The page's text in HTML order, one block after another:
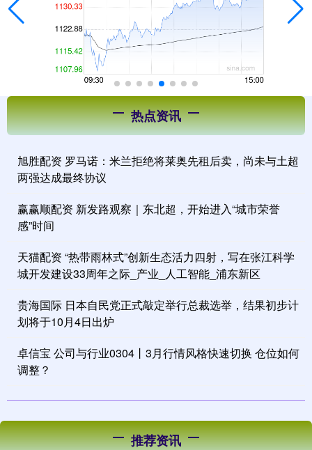
热点资讯
旭胜配资 罗马诺：米兰拒绝将莱奥先租后卖，尚未与土超
两强达成最终协议
赢赢顺配资 新发路观察｜东北超，开始进入“城市荣誉
感”时间
天猫配资 “热带雨林式”创新生态活力四射，写在张江科学
城开发建设33周年之际_产业_人工智能_浦东新区
贵海国际 日本自民党正式敲定举行总裁选举，结果初步计
划将于10月4日出炉
卓信宝 公司与行业0304丨3月行情风格快速切换 仓位如何
调整？
推荐资讯